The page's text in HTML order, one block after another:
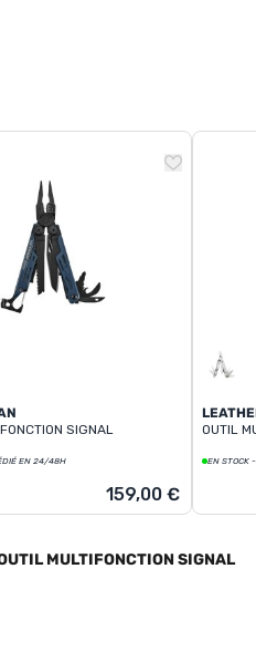
SIGNAL
EN 24/48H
159,00 €
OUTIL
EN STOCK
MULTIFONCTION SIGNAL